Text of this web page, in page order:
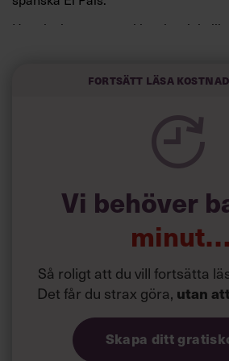
Horwitz har nu utvecklat sitt trick till
kortfattat slarviga vd-stilen.
Fortsätt läsa
Vi behöver
minut…
Så roligt att du vill fortsätta
Det får du strax göra, utan
Skapa ditt